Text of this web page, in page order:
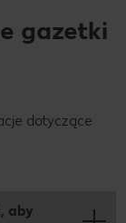
gazetki
dotyczące
aby